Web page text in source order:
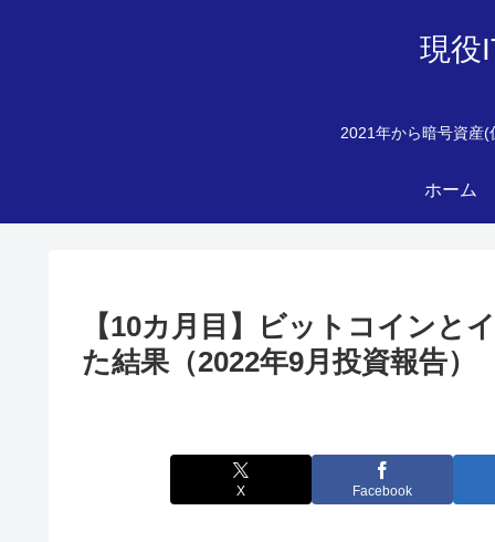
現役
2021年から暗号資産(
ホーム
【10カ月目】ビットコインと
た結果（2022年9月投資報告）
X Facebook